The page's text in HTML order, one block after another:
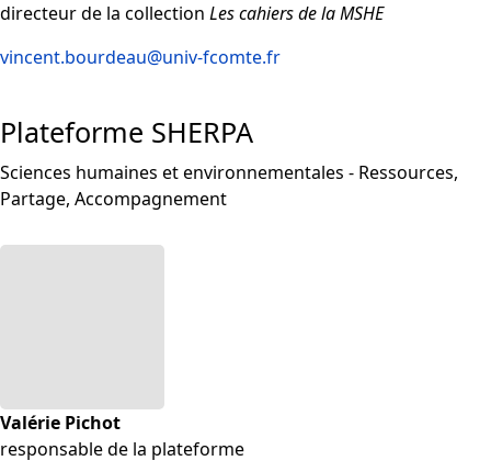
directeur de la collection Les cahiers de la MSHE
vincent.bourdeau@univ-fcomte.fr
Plateforme SHERPA
Sciences humaines et environnementales - Ressources,
Partage, Accompagnement
Valérie Pichot
responsable de la plateforme